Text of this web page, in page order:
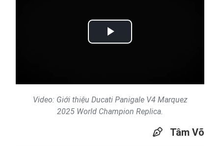
Play
Video: Giới thiệu Ducati Panigale V4 Marquez
2025 World Champion Replica.
Tâm Võ